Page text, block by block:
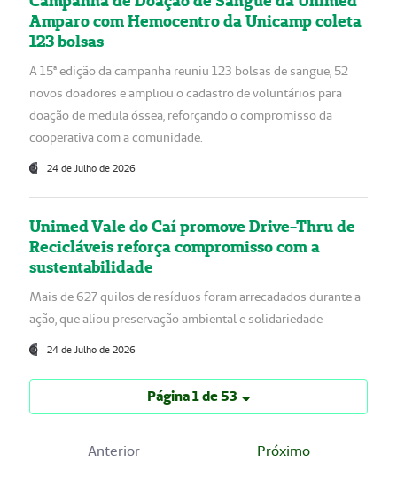
Amparo com Hemocentro da Unicamp coleta
123 bolsas
A 15ª edição da campanha reuniu 123 bolsas de sangue, 52
novos doadores e ampliou o cadastro de voluntários para
doação de medula óssea, reforçando o compromisso da
cooperativa com a comunidade.
24 de Julho de 2026
Unimed Vale do Caí promove Drive-Thru de
Recicláveis reforça compromisso com a
sustentabilidade
Mais de 627 quilos de resíduos foram arrecadados durante a
ação, que aliou preservação ambiental e solidariedade
24 de Julho de 2026
Página 1 de 53
Anterior Próximo